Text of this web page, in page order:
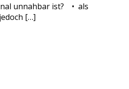
unnahbar ist? • als
[…]